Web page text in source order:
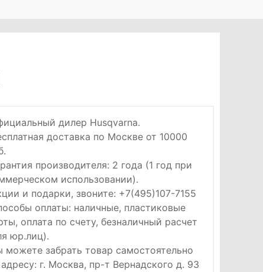
дилер Husqvarna.
доставка по Москве от 10000
производителя: 2 года (1 год при
использовании).
и подарки, звоните: +7(495)107-7155
оплаты: наличные, пластиковые
оплата по счету, безналичный расчет
юр.лиц).
можете забрать товар самостоятельно
г. Москва, пр-т Вернадского д. 93